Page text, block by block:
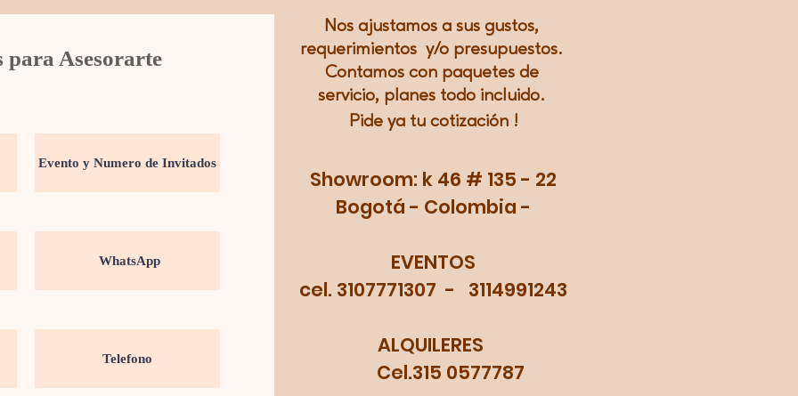
para Asesorarte
Nos ajustamos a sus gustos,
requerimientos y/o presupuestos.
Contamos con paquetes de
servicio, planes todo incluido.
Pide ya tu cotización !
Showroom: k 46 # 135 - 22
Bogotá - Colombia -
EVENTOS
cel. 3107771307 - 3114991243
ALQUILERES
Cel.315 0577787